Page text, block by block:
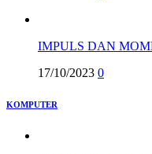
IMPULS DAN
17/10/2023 0
KOMPUTER